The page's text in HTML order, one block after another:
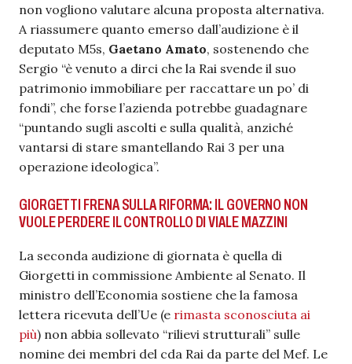
non vogliono valutare alcuna proposta alternativa.
A riassumere quanto emerso dall’audizione è il
deputato M5s, Gaetano Amato, sostenendo che
Sergio “è venuto a dirci che la Rai svende il suo
patrimonio immobiliare per raccattare un po’ di
fondi”, che forse l’azienda potrebbe guadagnare
“puntando sugli ascolti e sulla qualità, anziché
vantarsi di stare smantellando Rai 3 per una
operazione ideologica”.
GIORGETTI FRENA SULLA RIFORMA: IL GOVERNO NON
VUOLE PERDERE IL CONTROLLO DI VIALE MAZZINI
La seconda audizione di giornata è quella di
Giorgetti in commissione Ambiente al Senato. Il
ministro dell’Economia sostiene che la famosa
lettera ricevuta dell’Ue (e rimasta sconosciuta ai
più) non abbia sollevato “rilievi strutturali” sulle
nomine dei membri del cda Rai da parte del Mef. Le